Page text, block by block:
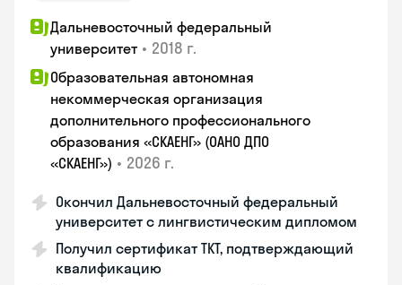
Дальневосточный федеральный
университет • 2018 г.
Образовательная автономная
некоммерческая организация
дополнительного профессионального
образования «СКАЕНГ» (ОАНО ДПО
«СКАЕНГ») • 2026 г.
Окончил Дальневосточный федеральный
университет с лингвистическим дипломом
Получил сертификат TKT, подтверждающий
квалификацию